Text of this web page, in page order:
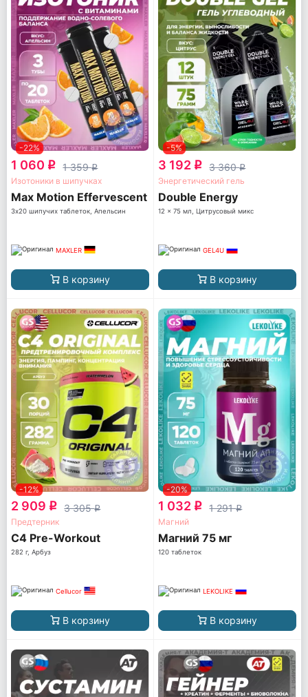
-22%
1 060 q 1 359q
Изотоники в шипучках
Max Motion Effervescent
3х20 шипучих таблеток, Апельсин
MAXLER
В корзину
-5%
3 192 q 3 360q
Энергетический гель
Double Energy
12 x 75 мл, Цитрусовый микс
GEL4U
В корзину
-12%
2 909 q 3 305q
Предтерник
C4 Pre-Workout
282 г, Арбуз
Cellucor
В корзину
-20%
1 032 q 1 291q
Магний
Магний 75 мг
120 таблеток
LEKOLIKE
В корзину